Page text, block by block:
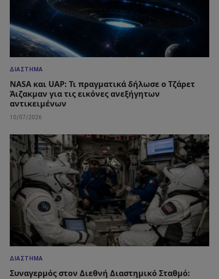
ΔΙΆΣΤΗΜΑ
NASA και UAP: Τι πραγματικά δήλωσε ο Τζάρετ
Άιζακμαν για τις εικόνες ανεξήγητων
αντικειμένων
10/07/2026
ΔΙΆΣΤΗΜΑ
Συναγερμός στον Διεθνή Διαστημικό Σταθμό: